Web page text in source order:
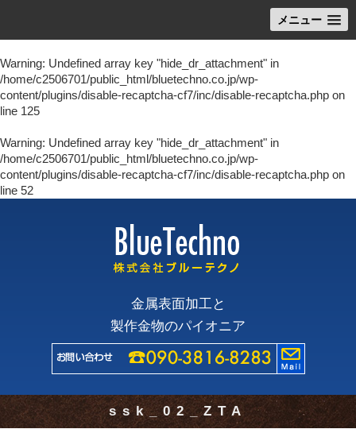
メニュー
Warning: Undefined array key "hide_dr_attachment" in
/home/c2506701/public_html/bluetechno.co.jp/wp-
content/plugins/disable-recaptcha-cf7/inc/disable-recaptcha.php on
line 125
Warning: Undefined array key "hide_dr_attachment" in
/home/c2506701/public_html/bluetechno.co.jp/wp-
content/plugins/disable-recaptcha-cf7/inc/disable-recaptcha.php on
line 52
金属表面加工と
製作金物のパイオニア
ssk_02_ZTA